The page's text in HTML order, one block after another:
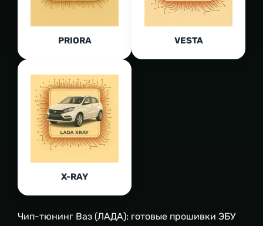
PRIORA VESTA
X-RAY
Чип-тюнинг Ваз (ЛАДА): готовые прошивки ЭБУ